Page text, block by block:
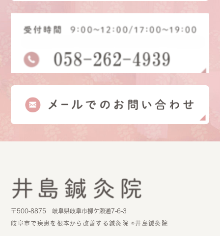
〒500-8875 岐阜県岐阜市柳ケ瀬通7-6-3
岐阜市で疾患を根本から改善する鍼灸院 ©井島鍼灸院